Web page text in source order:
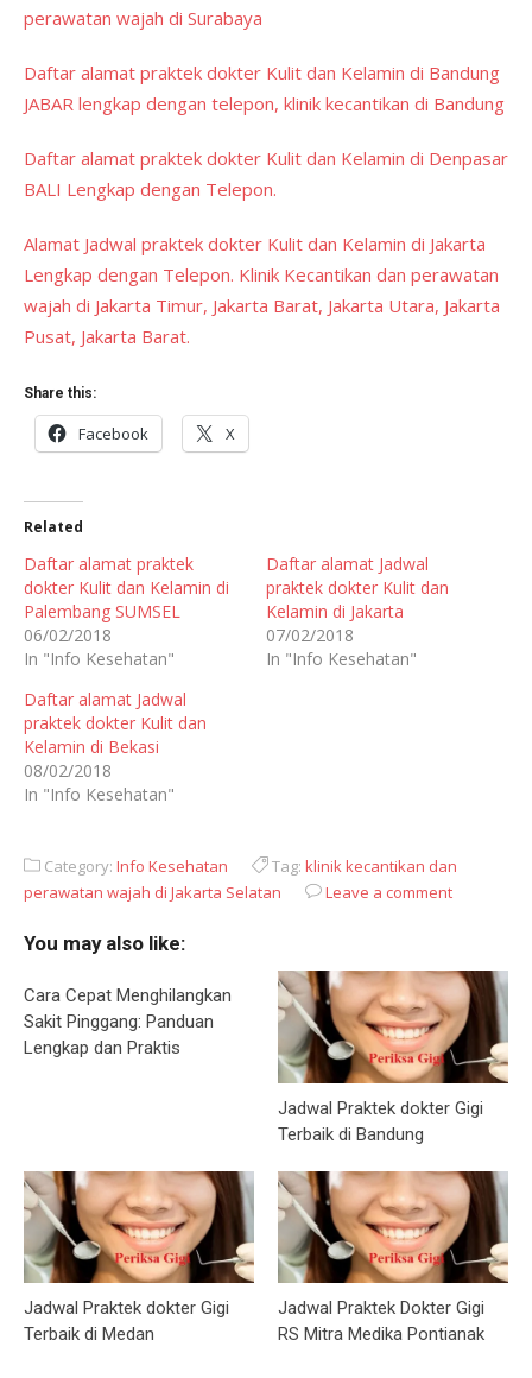
perawatan wajah di Surabaya
Daftar alamat praktek dokter Kulit dan Kelamin di Bandung
JABAR lengkap dengan telepon, klinik kecantikan di Bandung
Daftar alamat praktek dokter Kulit dan Kelamin di Denpasar
BALI Lengkap dengan Telepon.
Alamat Jadwal praktek dokter Kulit dan Kelamin di Jakarta
Lengkap dengan Telepon. Klinik Kecantikan dan perawatan
wajah di Jakarta Timur, Jakarta Barat, Jakarta Utara, Jakarta
Pusat, Jakarta Barat.
Share this:
Facebook X
Related
Daftar alamat praktek
dokter Kulit dan Kelamin di
Palembang SUMSEL
06/02/2018
In "Info Kesehatan"
Daftar alamat Jadwal
praktek dokter Kulit dan
Kelamin di Jakarta
07/02/2018
In "Info Kesehatan"
Daftar alamat Jadwal
praktek dokter Kulit dan
Kelamin di Bekasi
08/02/2018
In "Info Kesehatan"
Category: Info Kesehatan Tag: klinik kecantikan dan
perawatan wajah di Jakarta Selatan
Leave a comment
You may also like:
Cara Cepat Menghilangkan
Sakit Pinggang: Panduan
Lengkap dan Praktis
Jadwal Praktek dokter Gigi
Terbaik di Bandung
Jadwal Praktek dokter Gigi
Terbaik di Medan
Jadwal Praktek Dokter Gigi
RS Mitra Medika Pontianak